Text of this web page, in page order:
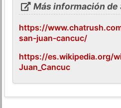
Más información de
https://
san-juan-cancuc/
https://es.wikipedia.org/
Juan_Cancuc